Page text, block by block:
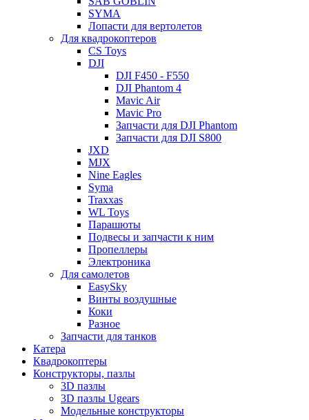
SYMA
Лопасти для вертолетов
Для квадрокоптеров
CS Toys
DJI
DJI F450 - F550
DJI Phantom 4
Mavic Air
Mavic Pro
Запчасти для DJI Phantom
Запчасти для DJI S800
JXD
MJX
Nine Eagles
Syma
Traxxas
WL Toys
Парашюты
Подвесы и запчасти к ним
Пропеллеры
Электроника
Для самолетов
EasySky
Винты воздушные
Коки
Разное
Запчасти для танков
Катера
Квадрокоптеры
Конструкторы, пазлы
3D пазлы
3D пазлы Ugears
Модельные конструкторы